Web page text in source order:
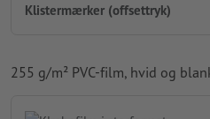
Klistermærker (offsettryk)
255 g/m² PVC-film, hvid og